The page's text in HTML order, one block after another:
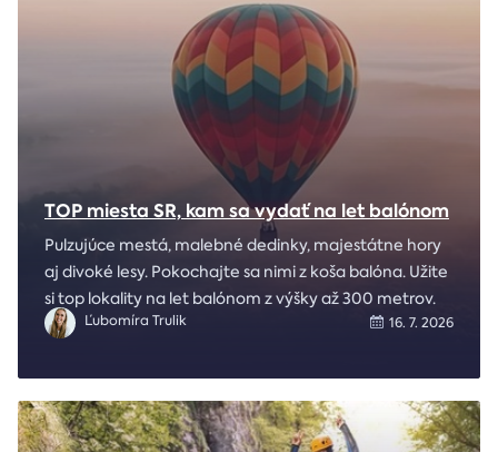
TOP miesta SR, kam sa vydať na let balónom
Pulzujúce mestá, malebné dedinky, majestátne hory
aj divoké lesy. Pokochajte sa nimi z koša balóna. Užite
si top lokality na let balónom z výšky až 300 metrov.
Ľubomíra Trulik 16. 7. 2026